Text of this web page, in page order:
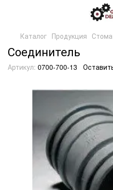
Каталог Продукция
Соединитель
Артикул: 0700-700-13